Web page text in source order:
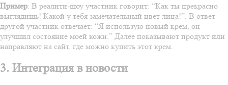
Пример: В реалити-шоу участник говорит: “Как ты прекрасно
выглядишь! Какой у тебя замечательный цвет лица!”. В ответ
другой участник отвечает: “Я использую новый крем, он
улучшил состояние моей кожи.” Далее показывают продукт или
направляют на сайт, где можно купить этот крем.
3. Интеграция в новости